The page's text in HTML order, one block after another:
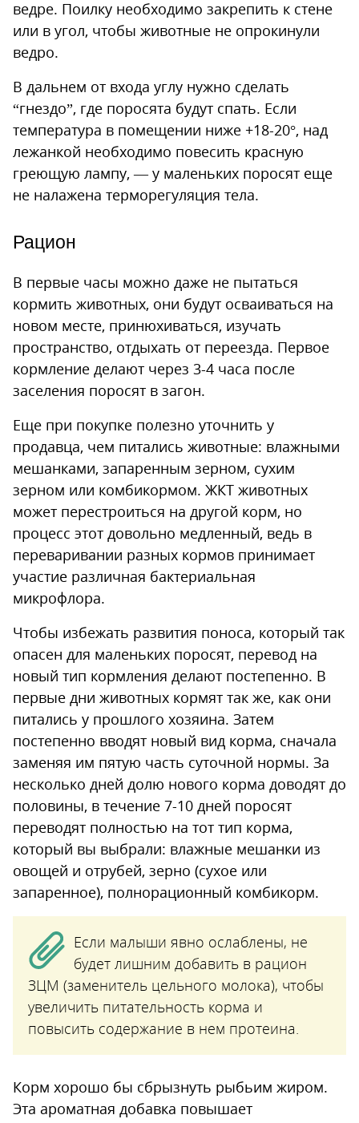
ведре. Поилку необходимо закрепить к стене
или в угол, чтобы животные не опрокинули
ведро.
В дальнем от входа углу нужно сделать
“гнездо”, где поросята будут спать. Если
температура в помещении ниже +18-20°, над
лежанкой необходимо повесить красную
греющую лампу, — у маленьких поросят еще
не налажена терморегуляция тела.
Рацион
В первые часы можно даже не пытаться
кормить животных, они будут осваиваться на
новом месте, принюхиваться, изучать
пространство, отдыхать от переезда. Первое
кормление делают через 3-4 часа после
заселения поросят в загон.
Еще при покупке полезно уточнить у
продавца, чем питались животные: влажными
мешанками, запаренным зерном, сухим
зерном или комбикормом. ЖКТ животных
может перестроиться на другой корм, но
процесс этот довольно медленный, ведь в
переваривании разных кормов принимает
участие различная бактериальная
микрофлора.
Чтобы избежать развития поноса, который так
опасен для маленьких поросят, перевод на
новый тип кормления делают постепенно. В
первые дни животных кормят так же, как они
питались у прошлого хозяина. Затем
постепенно вводят новый вид корма, сначала
заменяя им пятую часть суточной нормы. За
несколько дней долю нового корма доводят до
половины, в течение 7-10 дней поросят
переводят полностью на тот тип корма,
который вы выбрали: влажные мешанки из
овощей и отрубей, зерно (сухое или
запаренное), полнорационный комбикорм.
Если малыши явно ослаблены, не
будет лишним добавить в рацион
ЗЦМ (заменитель цельного молока), чтобы
увеличить питательность корма и
повысить содержание в нем протеина.
Корм хорошо бы сбрызнуть рыбьим жиром.
Эта ароматная добавка повышает